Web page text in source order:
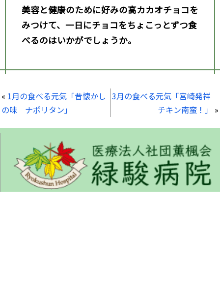
美容と健康のために好みの高カカオチョコを
みつけて、一日にチョコをちょこっとずつ食
べるのはいかがでしょうか。
« 1月の食べる元気「昔懐かし
の味 ナポリタン」
3月の食べる元気「宮崎発祥
チキン南蛮！」
»